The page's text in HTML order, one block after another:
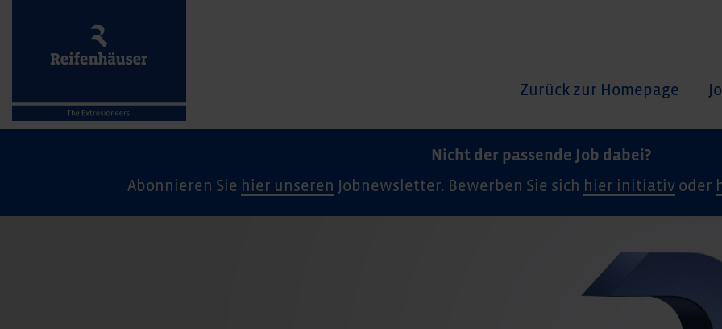
Zurück zur Homepage
Nicht der passende Job dabei?
Abonnieren Sie hier unseren Jobnewsletter. Bewerben Sie sich hier initiativ oder